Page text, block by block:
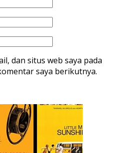
dan situs web saya pada
saya berikutnya.